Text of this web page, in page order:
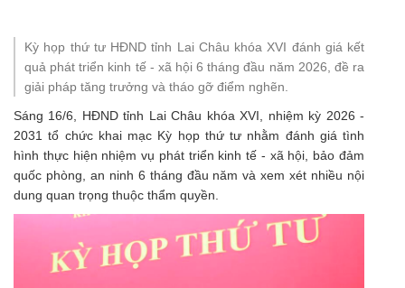
Kỳ họp thứ tư HĐND tỉnh Lai Châu khóa XVI đánh giá kết
quả phát triển kinh tế - xã hội 6 tháng đầu năm 2026, đề ra
giải pháp tăng trưởng và tháo gỡ điểm nghẽn.
Sáng 16/6, HĐND tỉnh Lai Châu khóa XVI, nhiệm kỳ 2026 -
2031 tổ chức khai mạc Kỳ họp thứ tư nhằm đánh giá tình
hình thực hiện nhiệm vụ phát triển kinh tế - xã hội, bảo đảm
quốc phòng, an ninh 6 tháng đầu năm và xem xét nhiều nội
dung quan trọng thuộc thẩm quyền.